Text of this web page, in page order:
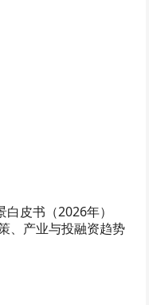
皮书（2026年）
、产业与投融资趋势